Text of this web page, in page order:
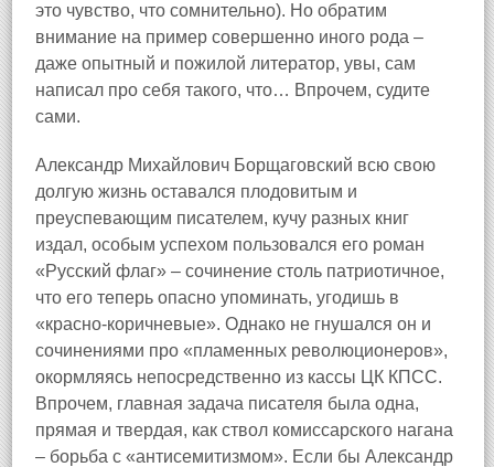
это чувство, что сомнительно). Но обратим
внимание на пример совершенно иного рода –
даже опытный и пожилой литератор, увы, сам
написал про себя такого, что… Впрочем, судите
сами.
Александр Михайлович Борщаговский всю свою
долгую жизнь оставался плодовитым и
преуспевающим писателем, кучу разных книг
издал, особым успехом пользовался его роман
«Русский флаг» – сочинение столь патриотичное,
что его теперь опасно упоминать, угодишь в
«красно‑коричневые». Однако не гнушался он и
сочинениями про «пламенных революционеров»,
окормляясь непосредственно из кассы ЦК КПСС.
Впрочем, главная задача писателя была одна,
прямая и твердая, как ствол комиссарского нагана
– борьба с «антисемитизмом». Если бы Александр